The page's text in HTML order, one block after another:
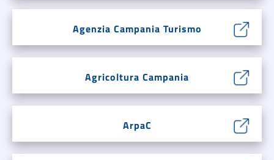
Agenzia Campania Turismo
Agricoltura Campania
ArpaC